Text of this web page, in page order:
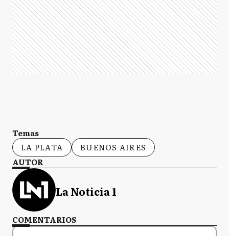
Temas
LA PLATA
BUENOS AIRES
AUTOR
La Noticia 1
COMENTARIOS